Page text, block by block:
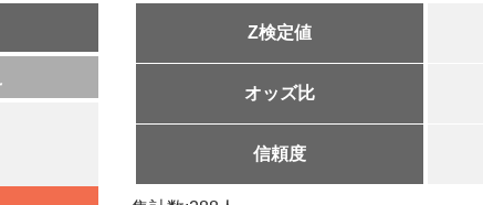
Z検定値
オッズ比
信頼度